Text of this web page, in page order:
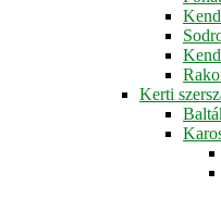
Kerti